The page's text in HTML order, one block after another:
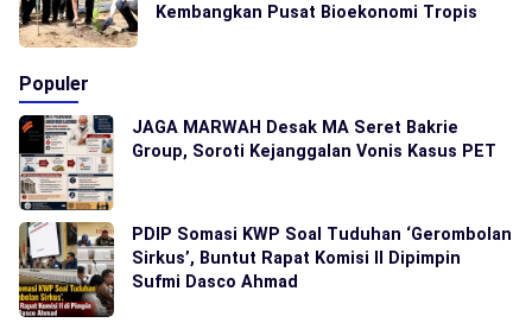
Kembangkan Pusat Bioekonomi Tropis
Populer
JAGA MARWAH Desak MA Seret Bakrie
Group, Soroti Kejanggalan Vonis Kasus PET
PDIP Somasi KWP Soal Tuduhan ‘Gerombolan
Sirkus’, Buntut Rapat Komisi II Dipimpin
Sufmi Dasco Ahmad